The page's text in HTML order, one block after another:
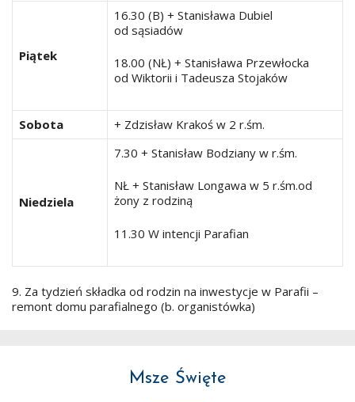
Piątek
16.30 (B) + Stanisława Dubiel
od sąsiadów
18.00 (NŁ) + Stanisława Przewłocka
od Wiktorii i Tadeusza Stojaków
Sobota + Zdzisław Krakoś w 2 r.śm.
Niedziela
7.30 + Stanisław Bodziany w r.śm.
NŁ + Stanisław Longawa w 5 r.śm.od
żony z rodziną
11.30 W intencji Parafian
9. Za tydzień składka od rodzin na inwestycje w Parafii –
remont domu parafialnego (b. organistówka)
Msze Święte